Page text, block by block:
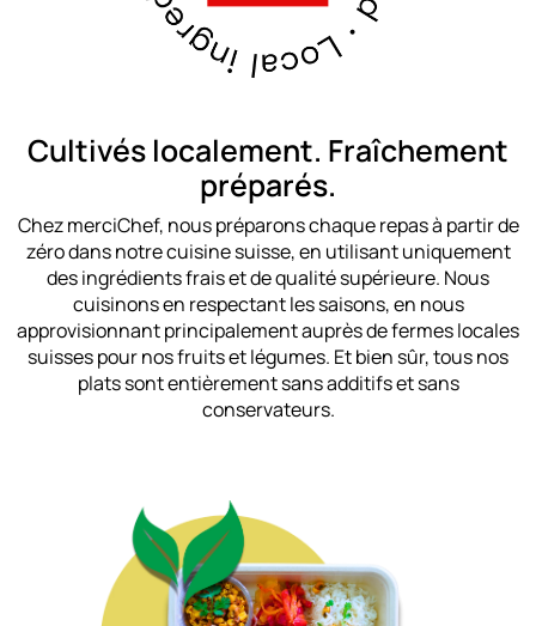
Cultivés localement. Fraîchement
préparés.
Chez merciChef, nous préparons chaque repas à partir de
zéro dans notre cuisine suisse, en utilisant uniquement
des ingrédients frais et de qualité supérieure. Nous
cuisinons en respectant les saisons, en nous
approvisionnant principalement auprès de fermes locales
suisses pour nos fruits et légumes. Et bien sûr, tous nos
plats sont entièrement sans additifs et sans
conservateurs.